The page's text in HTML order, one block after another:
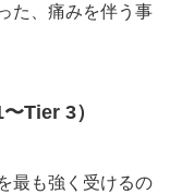
た、痛みを伴う事
Tier 3）
最も強く受けるの